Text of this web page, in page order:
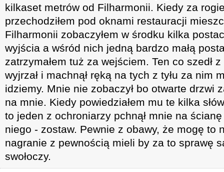
kilkaset metrów od Filharmonii. Kiedy za
przechodziłem pod oknami restauracji
Filharmonii zobaczyłem w środku kilka
wyjścia a wśród nich jedną bardzo małą
zatrzymałem tuż za wejściem. Ten co szedł
wyjrzał i machnął ręką na tych z tyłu za nim
idziemy. Mnie nie zobaczył bo otwarte drzwi
na mnie. Kiedy powiedziałem mu te kilka
to jeden z ochroniarzy pchnął mnie na
niego - zostaw. Pewnie z obawy, że mogę to
nagranie z pewnością mieli by za to sprawę
swołoczy.